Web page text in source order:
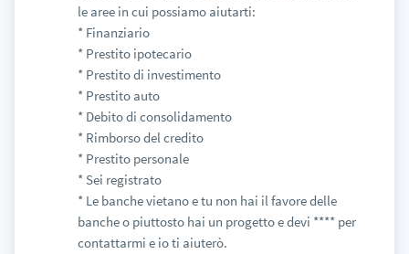
le aree in cui possiamo aiutarti:
* Finanziario
* Prestito ipotecario
* Prestito di investimento
* Prestito auto
* Debito di consolidamento
* Rimborso del credito
* Prestito personale
* Sei registrato
* Le banche vietano e tu non hai il favore delle
banche o piuttosto hai un progetto e devi **** per
contattarmi e io ti aiuterò.